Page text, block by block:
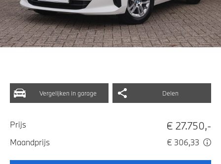
Vergelijken in garage Delen
Prijs € 27.750,-
Maandprijs € 306,33